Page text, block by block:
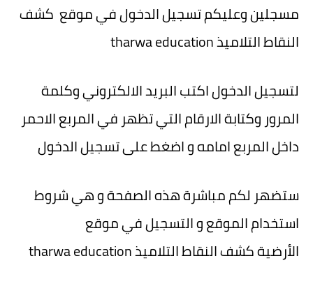
مسجلين وعليكم تسجيل الدخول في موقع كشف
النقاط التلاميذ tharwa education
لتسجيل الدخول اكتب البريد الالكتروني وكلمة
المرور وكتابة الارقام التي تظهر في المربع الاحمر
داخل المربع امامه واضغط على تسجيل الدخول
ستضهر لكم مباشرة هذه الصفحة و هي شروط
استخدام الموقع و التسجيل في موقع
الأرضية كشف النقاط التلاميذ tharwa education